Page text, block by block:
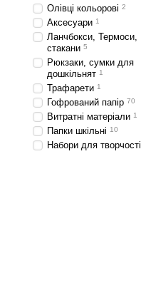
Олівці кольорові 2
Аксесуари 1
Ланчбокси, Термоси,
стакани 5
Рюкзаки, сумки для
дошкільнят 1
Трафарети 1
Гофрований папір 70
Витратні матеріали 1
Папки шкільні 10
Набори для творчості